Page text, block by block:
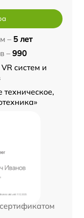
– 5 лет
– 990
систем и